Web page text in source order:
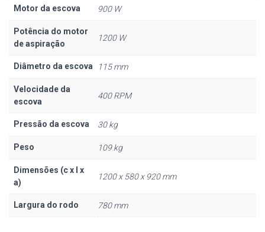
Motor da escova 900 W
Potência do motor
de aspiração
1200 W
Diâmetro da escova 115 mm
Velocidade da
escova
400 RPM
Pressão da escova 30 kg
Peso 109 kg
Dimensões (c x l x
a)
1200 x 580 x 920 mm
Largura do rodo 780 mm